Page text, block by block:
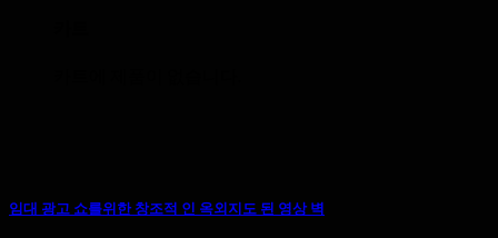
임대 광고 쇼를위한 창조적 인 옥외지도 된 영상 벽